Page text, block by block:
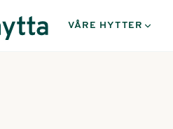
VÅRE HYTTER